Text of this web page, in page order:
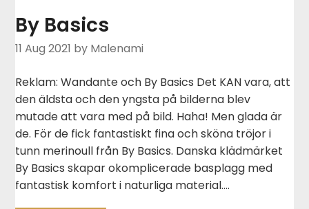
By Basics
11 Aug 2021 by Malenami
Reklam: Wandante och By Basics Det KAN vara, att
den äldsta och den yngsta på bilderna blev
mutade att vara med på bild. Haha! Men glada är
de. För de fick fantastiskt fina och sköna tröjor i
tunn merinoull från By Basics. Danska klädmärket
By Basics skapar okomplicerade basplagg med
fantastisk komfort i naturliga material….